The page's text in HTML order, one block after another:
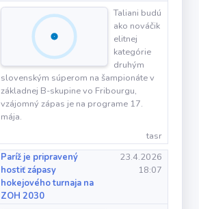
Taliani budú
ako nováčik
elitnej
kategórie
druhým
slovenským súperom na šampionáte v
základnej B-skupine vo Fribourgu,
vzájomný zápas je na programe 17.
mája.
tasr
Paríž je pripravený
hostiť zápasy
hokejového turnaja na
ZOH 2030
23.4.2026
18:07